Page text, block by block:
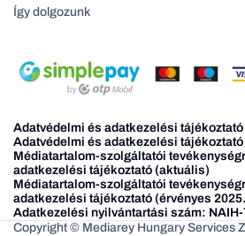
Így dolgozunk
Adatvédelmi és adatkezelési
Adatvédelmi és adatkezelési
Médiatartalom-szolgáltatói
adatkezelési tájékoztató (aktuális)
Médiatartalom-szolgáltatói
adatkezelési tájékoztató (érvényes
Adatkezelési nyilvántartási szám:
Copyright © Mediarey Hungary Services